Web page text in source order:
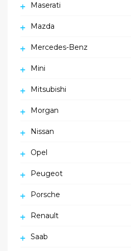
Maserati
Mazda
Mercedes-Benz
Mini
Mitsubishi
Morgan
Nissan
Opel
Peugeot
Porsche
Renault
Saab